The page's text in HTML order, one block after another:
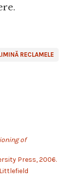
RECLAMELE
of
Press, 2006.